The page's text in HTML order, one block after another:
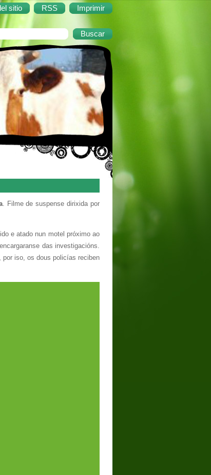
sitio RSS Imprimir
. Filme de suspense dirixida por
e atado nun motel próximo ao
das investigacións.
por iso, os dous policías reciben